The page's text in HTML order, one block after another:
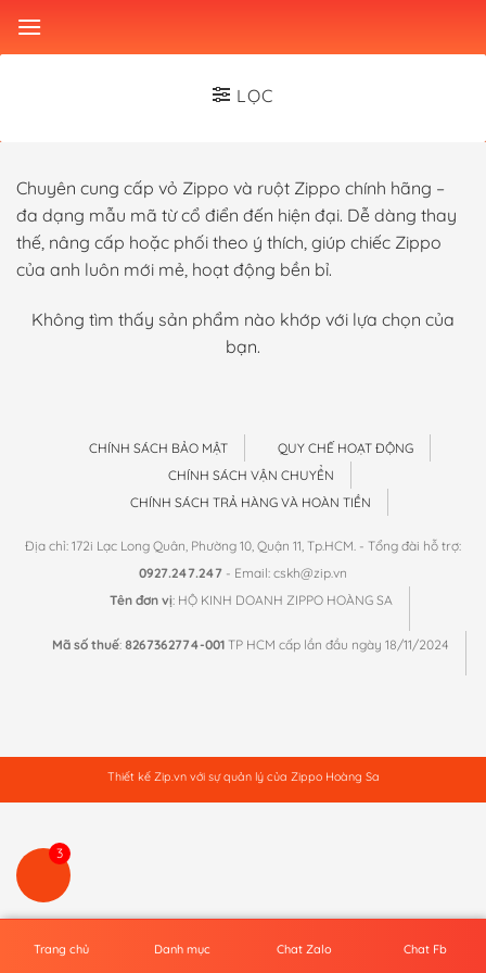
LỌC
Chuyên cung cấp vỏ Zippo và ruột Zippo chính hãng –
đa dạng mẫu mã từ cổ điển đến hiện đại. Dễ dàng thay
thế, nâng cấp hoặc phối theo ý thích, giúp chiếc Zippo
của anh luôn mới mẻ, hoạt động bền bỉ.
Không tìm thấy sản phẩm nào khớp với lựa chọn của
bạn.
CHÍNH SÁCH BẢO MẬT
QUY CHẾ HOẠT ĐỘNG
CHÍNH SÁCH VẬN CHUYỂN
CHÍNH SÁCH TRẢ HÀNG VÀ HOÀN TIỀN
Địa chỉ: 172i Lạc Long Quân, Phường 10, Quận 11, Tp.HCM. - Tổng đài hỗ trợ:
0927.247.247 - Email: cskh@zip.vn
Tên đơn vị: HỘ KINH DOANH ZIPPO HOÀNG SA
Mã số thuế:8267362774-001TP HCM cấp lần đầu ngày 18/11/2024
Thiết kế Zip.vn với sự quản lý của Zippo Hoàng Sa
3
Trang chủ Danh mục Chat Zalo Chat Fb